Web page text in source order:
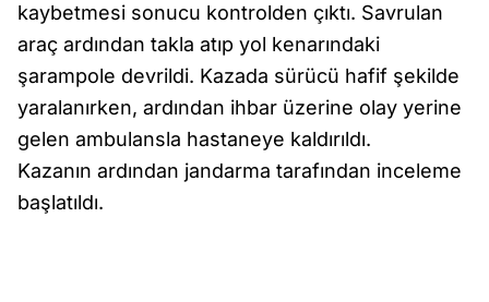
kaybetmesi sonucu kontrolden çıktı. Savrulan
araç ardından takla atıp yol kenarındaki
şarampole devrildi. Kazada sürücü hafif şekilde
yaralanırken, ardından ihbar üzerine olay yerine
gelen ambulansla hastaneye kaldırıldı.
Kazanın ardından jandarma tarafından inceleme
başlatıldı.